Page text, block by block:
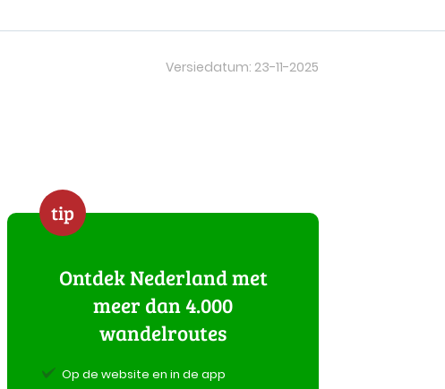
Versiedatum: 23-11-2025
tip
Ontdek Nederland met
meer dan 4.000
wandelroutes
Op de website en in de app